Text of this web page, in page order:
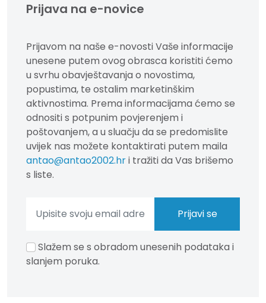
Prijava na e-novice
Prijavom na naše e-novosti Vaše informacije
unesene putem ovog obrasca koristiti ćemo
u svrhu obavještavanja o novostima,
popustima, te ostalim marketinškim
aktivnostima. Prema informacijama ćemo se
odnositi s potpunim povjerenjem i
poštovanjem, a u sluačju da se predomislite
uvijek nas možete kontaktirati putem maila
antao@antao2002.hri tražiti da Vas brišemo
s liste.
Slažem se s obradom unesenih podataka i
slanjem poruka.